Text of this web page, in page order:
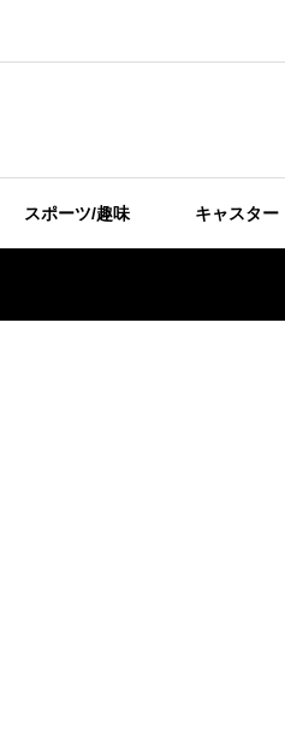
スポーツ/趣味 キャスター